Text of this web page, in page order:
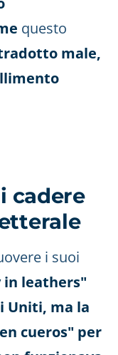
questo
male,
cadere
i suoi
in leathers"
Uniti, ma la
cueros" per